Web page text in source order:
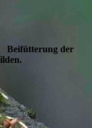
Beifütterung der